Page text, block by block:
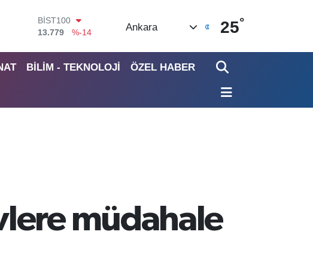
BITCOIN
64.960,21
%0.87
EURO
Ankara 25°
BİLİM - TEKNOLOJİ ÖZEL HABER
müdahale